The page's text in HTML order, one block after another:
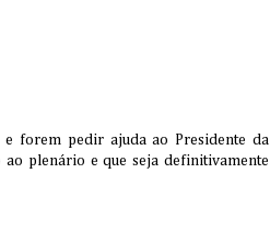
e forem pedir ajuda ao Presidente da
ao plenário e que seja definitivamente